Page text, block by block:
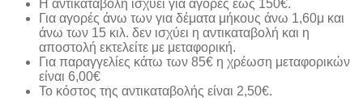
H αντικαταβολή ισχύει για αγορές έως 150€.
Για αγορές άνω των για δέματα μήκους άνω 1,60μ και
άνω των 15 κιλ. δεν ισχύει η αντικαταβολή και η
αποστολή εκτελείτε με μεταφορική.
Για παραγγελίες κάτω των 85€ η χρέωση μεταφορικών
είναι 6,00€
Το κόστος της αντικαταβολής είναι 2,50€.